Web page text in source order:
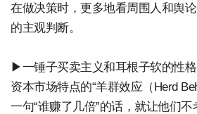
在做决策时，更多地看周围人和舆
的主观判断。
▶一锤子买卖主义和耳根子软的性
资本市场特点的“羊群效应（Herd
一句“谁赚了几倍”的话，就让他们